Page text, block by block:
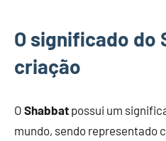
O significado do
criação
O Shabbat possui um
mundo, sendo representado